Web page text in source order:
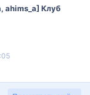
ahims_a] Клуб